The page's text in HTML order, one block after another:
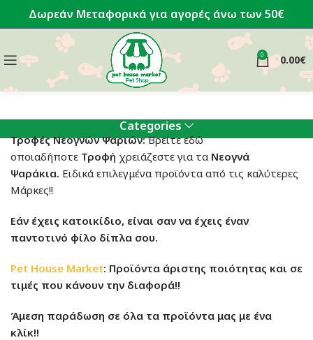
Δωρεάν Μεταφορικά για αγορές άνω των 50€
0 0.00€
Categories
Τροφές Νεογνών Ψαριών:Βρείτε εδώ
οποιαδήποτε Τροφή χρειάζεστε για τα Νεογνά
Ψαράκια. Ειδικά επιλεγμένα προϊόντα από τις καλύτερες
Μάρκες!!
Εάν έχεις κατοικίδιο, είναι σαν να έχεις έναν
παντοτινό φίλο δίπλα σου.
Pet House Market: Προϊόντα άριστης ποιότητας και σε
τιμές που κάνουν την διαφορά!!
Άμεση παράδωση σε όλα τα προϊόντα μας με ένα
κλίκ!!